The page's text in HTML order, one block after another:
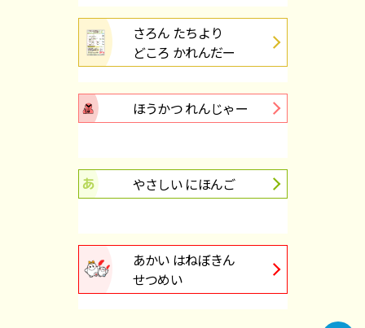
さろん たちより
どころ かれんだー
ほうかつ れんじゃー
やさしい にほんご
あかい はねぼきん
せつめい